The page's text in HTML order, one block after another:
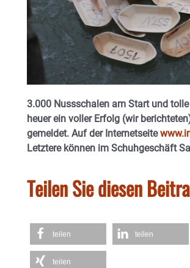
3.000 Nussschalen am Start und
heuer ein voller Erfolg (wir
gemeldet. Auf der Internetseite
Letztere können im Schuhgeschäft
Teilen Sie diesen
teilen teilen
teilen